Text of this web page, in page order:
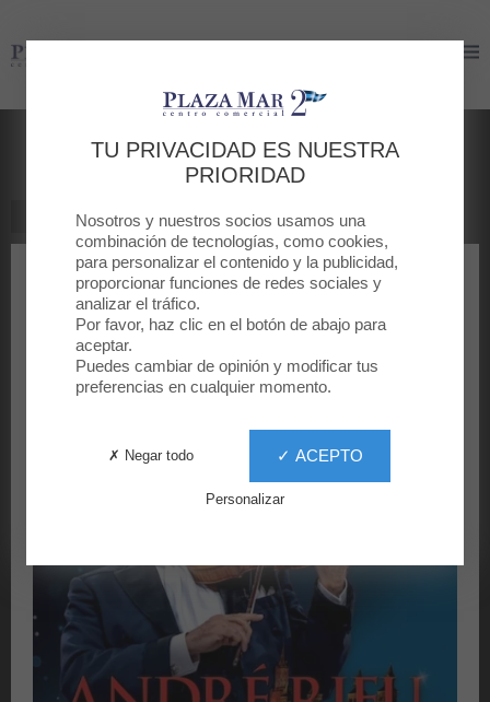
Plaza Mar 2
André Rieu: Viva Maastricht
TODAS LAS PELÍCULAS
TU PRIVACIDAD ES NUESTRA
PRIORIDAD
Nosotros y nuestros socios usamos una
combinación de tecnologías, como cookies,
para personalizar el contenido y la publicidad,
proporcionar funciones de redes sociales y
analizar el tráfico.
Por favor, haz clic en el botón de abajo para
aceptar.
Puedes cambiar de opinión y modificar tus
preferencias en cualquier momento.
✓ ACEPTO
✗ Negar todo
Personalizar